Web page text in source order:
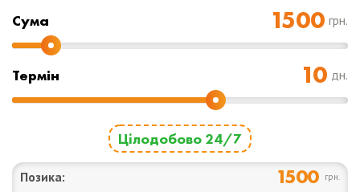
Cума грн.
Термін дн.
Цілодобово 24/7
Позика: 1500 грн.